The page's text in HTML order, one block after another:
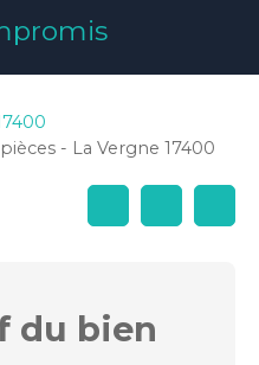
- La Vergne 17400
du bien